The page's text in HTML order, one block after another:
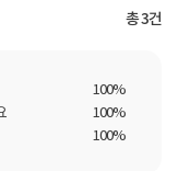
총3건
100%
100%
100%